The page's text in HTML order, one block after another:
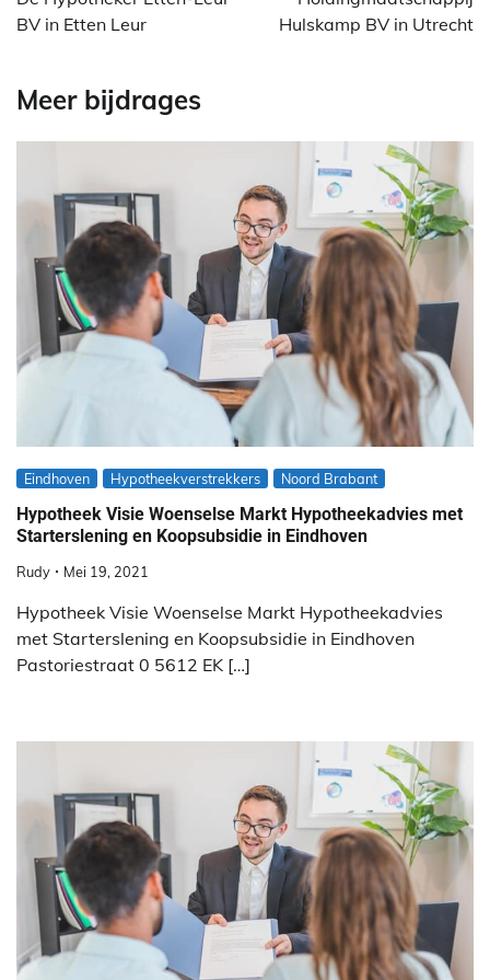
BV in Etten Leur
Hulskamp BV in Utrecht
Meer bijdrages
Eindhoven Hypotheekverstrekkers Noord Brabant
Hypotheek Visie Woenselse Markt Hypotheekadvies met
Starterslening en Koopsubsidie in Eindhoven
Rudy Mei 19, 2021
Hypotheek Visie Woenselse Markt Hypotheekadvies
met Starterslening en Koopsubsidie in Eindhoven
Pastoriestraat 0 5612 EK […]